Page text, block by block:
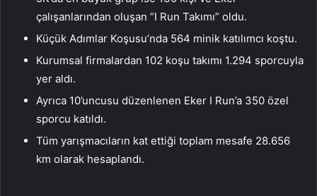
çalışanlarından oluşan “I Run Takımı” oldu.
Küçük Adımlar Koşusu’nda 564 minik katılımcı koştu.
Kurumsal firmalardan 102 koşu takımı 1.294 sporcuyla
yer aldı.
Ayrıca 10’uncusu düzenlenen Eker I Run’a 350 özel
sporcu katıldı.
Tüm yarışmacıların kat ettiği toplam mesafe 28.656
km olarak hesaplandı.